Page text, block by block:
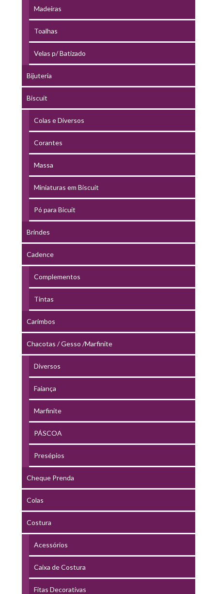
Madeiras
Toalhas
Velas p/ Batizado
Bijuteria
Biscuit
Colas e Diversos
Corantes
Massa
Miniaturas em Biscuit
Pó para Bicuit
Brindes
Cadence
Complementos
Tintas
Carimbos
Chacotas / Gesso /Marfinite
Diversos
Faiança
Marfinite
PÁSCOA
Presépios
Cheque Prenda
Colas
Costura
Acessórios
Caixa de Costura
Fitas Decorativas